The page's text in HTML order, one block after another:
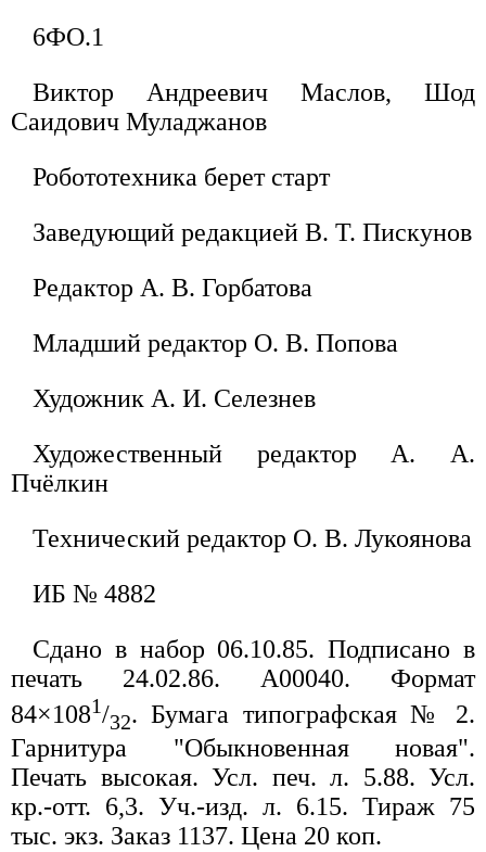
6ФО.1
Виктор Андреевич Маслов, Шод
Саидович Муладжанов
Робототехника берет старт
Заведующий редакцией В. Т. Пискунов
Редактор А. В. Горбатова
Младший редактор О. В. Попова
Художник А. И. Селезнев
Художественный редактор А. А.
Пчёлкин
Технический редактор О. В. Лукоянова
ИБ № 4882
Сдано в набор 06.10.85. Подписано в
печать 24.02.86. А00040. Формат
84×1081/32. Бумага типографская № 2.
Гарнитура "Обыкновенная новая".
Печать высокая. Усл. печ. л. 5.88. Усл.
кр.-отт. 6,3. Уч.-изд. л. 6.15. Тираж 75
тыс. экз. Заказ 1137. Цена 20 коп.